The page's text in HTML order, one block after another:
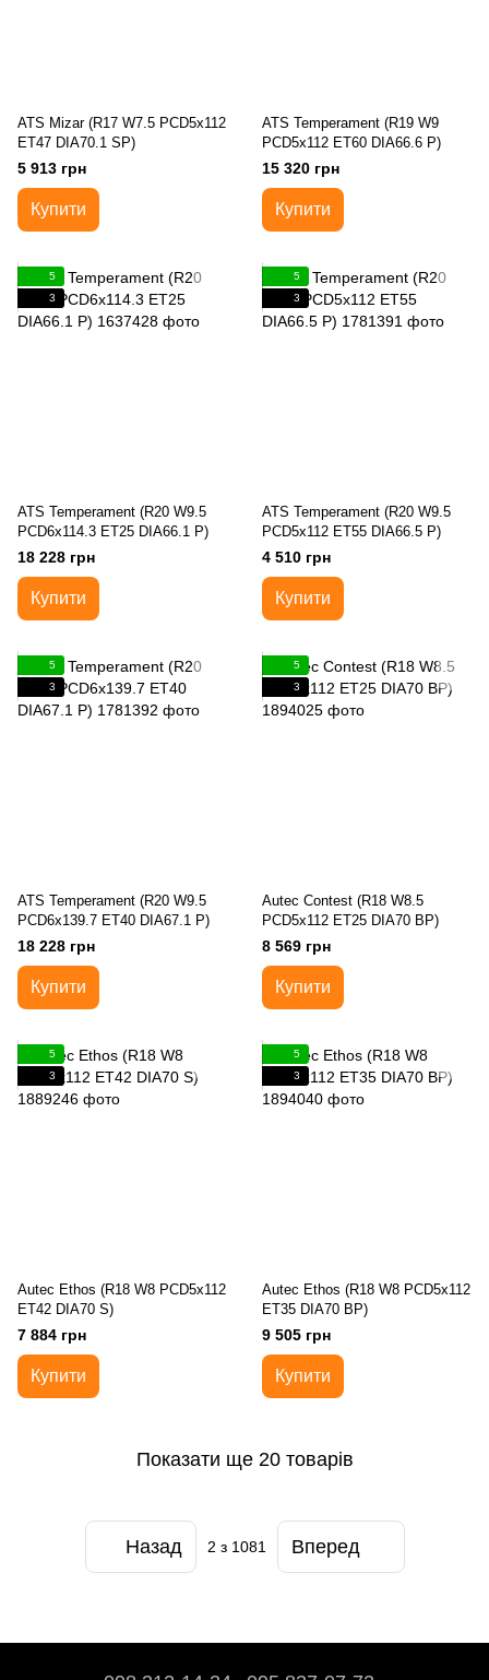
ATS Mizar (R17 W7.5 PCD5x112
ET47 DIA70.1 SP)
5 913 грн
Купити
ATS Temperament (R19 W9
PCD5x112 ET60 DIA66.6 P)
15 320 грн
Купити
5
3
ATS Temperament (R20 W9.5
PCD6x114.3 ET25 DIA66.1 P)
18 228 грн
Купити
5
3
ATS Temperament (R20 W9.5
PCD5x112 ET55 DIA66.5 P)
4 510 грн
Купити
5
3
ATS Temperament (R20 W9.5
PCD6x139.7 ET40 DIA67.1 P)
18 228 грн
Купити
5
3
Autec Contest (R18 W8.5
PCD5x112 ET25 DIA70 BP)
8 569 грн
Купити
5
3
Autec Ethos (R18 W8 PCD5x112
ET42 DIA70 S)
7 884 грн
Купити
5
3
Autec Ethos (R18 W8 PCD5x112
ET35 DIA70 BP)
9 505 грн
Купити
Показати ще 20 товарів
Назад 2 з 1081 Вперед